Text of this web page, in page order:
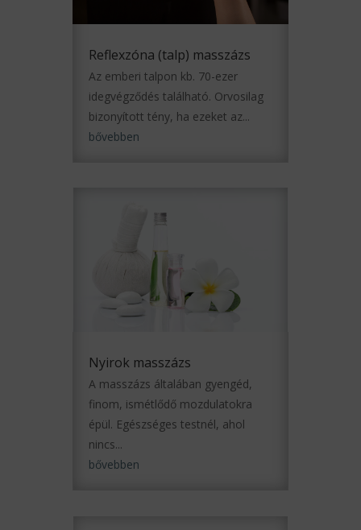
Reflexzóna (talp) masszázs
Az emberi talpon kb. 70-ezer
idegvégződés található. Orvosilag
bizonyított tény, ha ezeket az...
bővebben
Nyirok masszázs
A masszázs általában gyengéd,
finom, ismétlődő mozdulatokra
épül. Egészséges testnél, ahol
nincs...
bővebben